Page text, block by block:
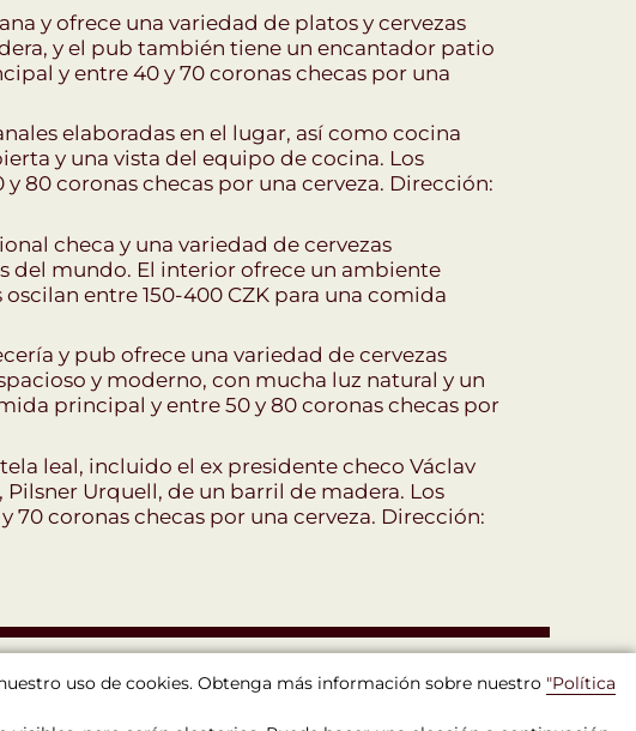
y ofrece una variedad de platos y cervezas
y el pub también tiene un encantador patio
y entre 40 y 70 coronas checas por una
elaboradas en el lugar, así como cocina
y una vista del equipo de cocina. Los
80 coronas checas por una cerveza. Dirección:
checa y una variedad de cervezas
del mundo. El interior ofrece un ambiente
entre 150-400 CZK para una comida
y pub ofrece una variedad de cervezas
y moderno, con mucha luz natural y un
principal y entre 50 y 80 coronas checas por
leal, incluido el ex presidente checo Václav
Urquell, de un barril de madera. Los
70 coronas checas por una cerveza. Dirección:
uso de cookies. Obtenga más información sobre nuestro "Política